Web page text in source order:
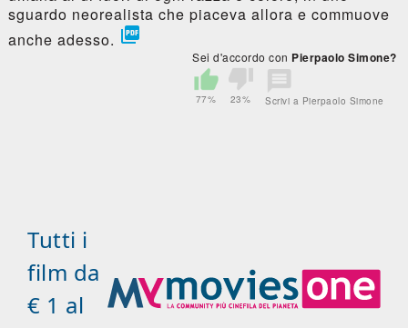
sguardo neorealista che piaceva allora e commuove
anche adesso. 
Sei d'accordo con Pierpaolo Simone?
77% 23% Scrivi a Pierpaolo Simone
Tutti i
film da
€ 1 al